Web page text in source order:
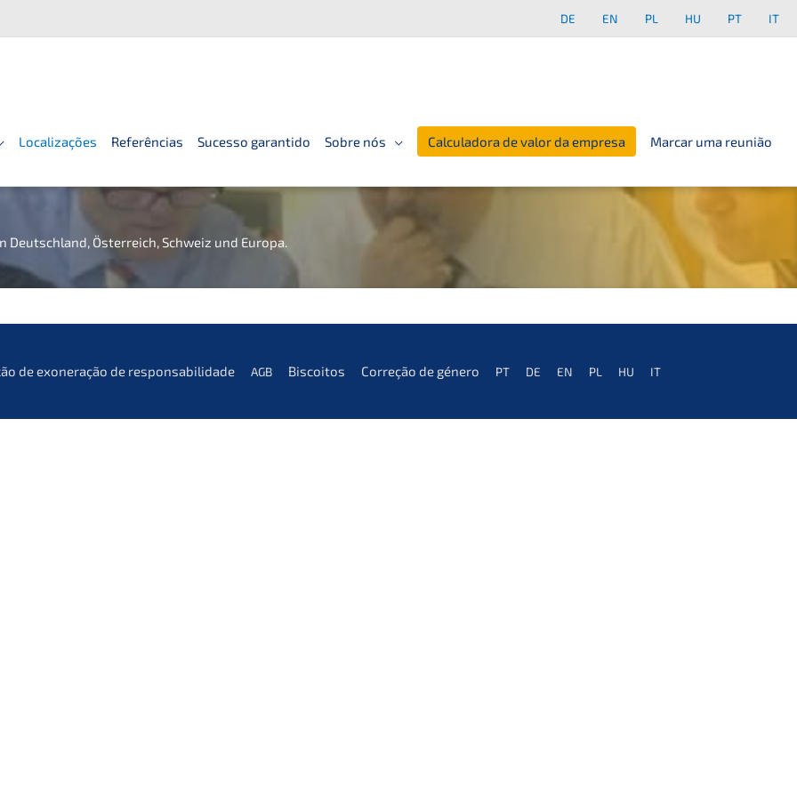
DE EN PL HU PT IT
Localizações Referências Sucesso garantido Sobre nós Calculadora de valor da empresa Marcar uma reunião
Öster­reich, Schweiz und Europa.
de exonera­ção de responsabilidade AGB Bisco­i­tos Corre­ção de género PT DE EN PL HU IT